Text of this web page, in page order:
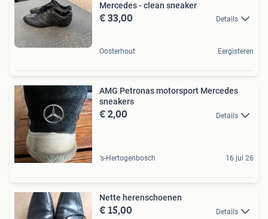
Mercedes - clean sneaker
€ 33,00 Details
Oosterhout Eergisteren
AMG Petronas motorsport Mercedes
sneakers
€ 2,00 Details
's-Hertogenbosch 16 jul 26
Nette herenschoenen
€ 15,00 Details